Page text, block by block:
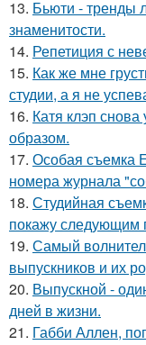
13. Бьюти - тренды
знаменитости.
14. Репетиция с
15. Как же мне
студии, а я не
16. Катя клэп
образом.
17. Особая съемка
номера журнала
18. Студийная
покажу следующим
19. Самый
выпускников и их
20. Выпускной -
дней в жизни.
21. Габби Аллен,